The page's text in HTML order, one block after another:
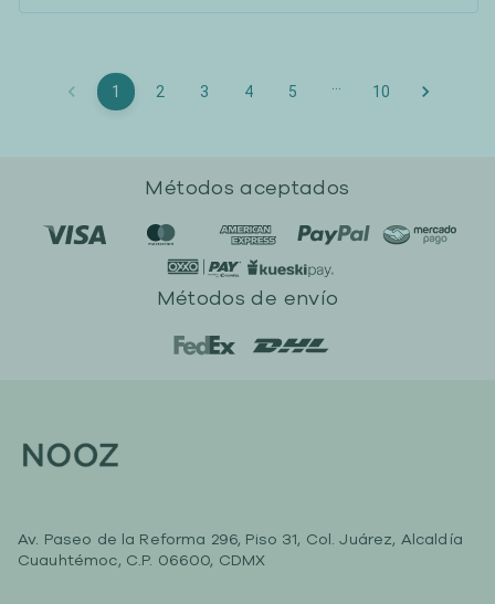
1 2 3 4 5 10
Métodos aceptados
Métodos de envío
Av. Paseo de la Reforma 296, Piso 31, Col. Juárez, Alcaldía
Cuauhtémoc, C.P. 06600, CDMX